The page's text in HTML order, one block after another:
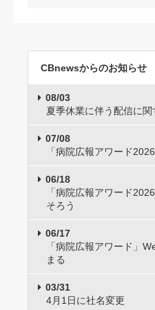
CBnewsからのお知らせ
08/03
夏季休業に伴う配信に
07/08
「病院広報アワード
06/18
「病院広報アワード
そろう
06/17
「病院広報アワード」
まる
03/31
4月1日に社名変更